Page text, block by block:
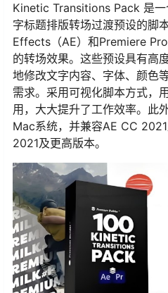
Kinetic Transitions Pack 是
字标题排版转场过渡预设的脚
Effects（AE）和Premiere
的转场效果。这些预设具有高
地修改文字内容、字体、颜色
需求。采用可视化脚本方式，
用，大大提升了工作效率。此
Mac系统，并兼容AE CC
2021及更高版本。